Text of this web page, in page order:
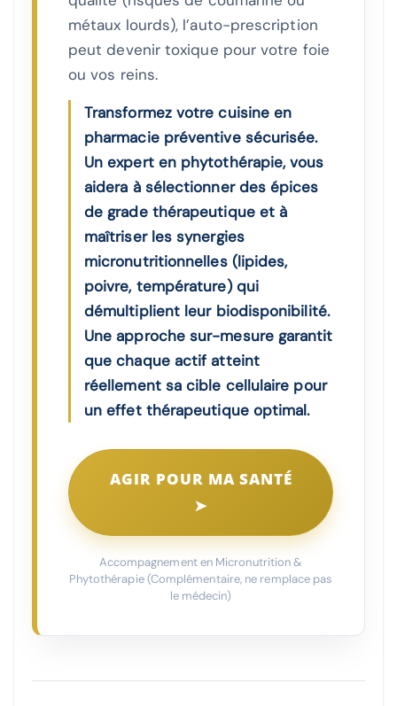
métaux lourds), l’auto-prescription
peut devenir toxique pour votre foie
ou vos reins.
Transformez votre cuisine en
pharmacie préventive sécurisée.
Un expert en phytothérapie, vous
aidera à sélectionner des épices
de grade thérapeutique et à
maîtriser les synergies
micronutritionnelles (lipides,
poivre, température) qui
démultiplient leur biodisponibilité.
Une approche sur-mesure garantit
que chaque actif atteint
réellement sa cible cellulaire pour
un effet thérapeutique optimal.
AGIR POUR MA SANTÉ
➤
Accompagnement en Micronutrition &
Phytothérapie (Complémentaire, ne remplace pas
le médecin)